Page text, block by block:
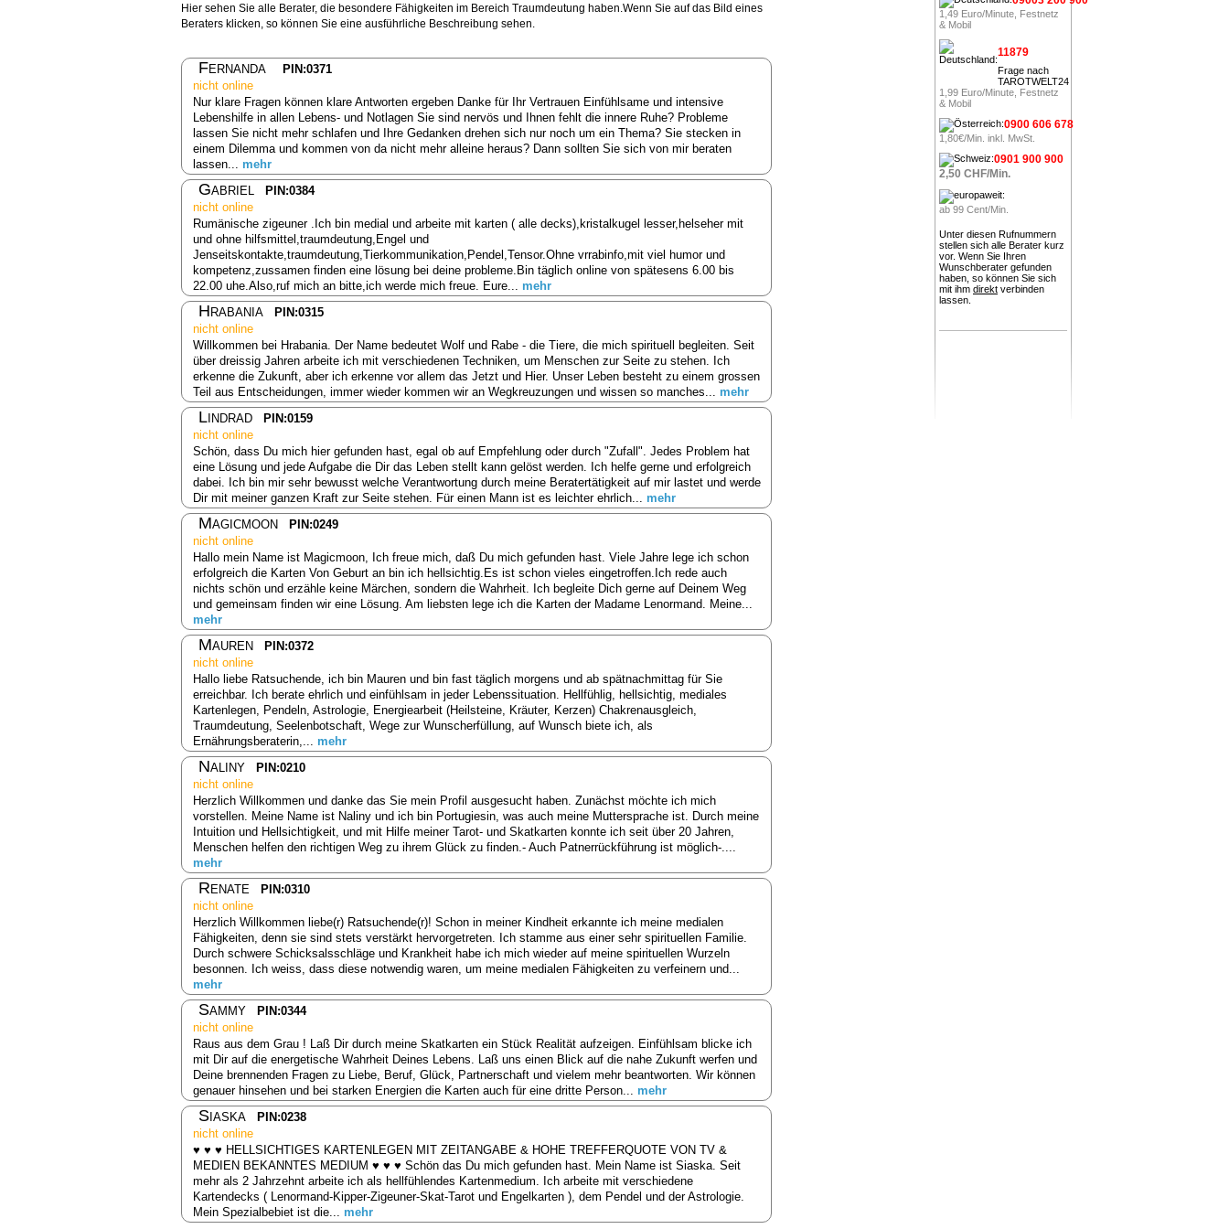
Hier sehen Sie alle Berater, die besondere Fähigkeiten im Bereich Traumdeutung haben.Wenn Sie auf das Bild eines
Beraters klicken, so können Sie eine ausführliche Beschreibung sehen.
Fernanda
PIN:0371
nicht online
Nur klare Fragen können klare Antworten ergeben Danke für Ihr Vertrauen Einfühlsame und intensive
Lebenshilfe in allen Lebens- und Notlagen Sie sind nervös und Ihnen fehlt die innere Ruhe? Probleme
lassen Sie nicht mehr schlafen und Ihre Gedanken drehen sich nur noch um ein Thema? Sie stecken in
einem Dilemma und kommen von da nicht mehr alleine heraus? Dann sollten Sie sich von mir beraten
lassen... mehr
Gabriel
PIN:0384
nicht online
Rumänische zigeuner .Ich bin medial und arbeite mit karten ( alle decks),kristalkugel lesser,helseher mit
und ohne hilfsmittel,traumdeutung,Engel und
Jenseitskontakte,traumdeutung,Tierkommunikation,Pendel,Tensor.Ohne vrrabinfo,mit viel humor und
kompetenz,zussamen finden eine lösung bei deine probleme.Bin täglich online von spätesens 6.00 bis
22.00 uhe.Also,ruf mich an bitte,ich werde mich freue. Eure... mehr
Hrabania
PIN:0315
nicht online
Willkommen bei Hrabania. Der Name bedeutet Wolf und Rabe - die Tiere, die mich spirituell begleiten. Seit
über dreissig Jahren arbeite ich mit verschiedenen Techniken, um Menschen zur Seite zu stehen. Ich
erkenne die Zukunft, aber ich erkenne vor allem das Jetzt und Hier. Unser Leben besteht zu einem grossen
Teil aus Entscheidungen, immer wieder kommen wir an Wegkreuzungen und wissen so manches... mehr
Lindrad
PIN:0159
nicht online
Schön, dass Du mich hier gefunden hast, egal ob auf Empfehlung oder durch "Zufall". Jedes Problem hat
eine Lösung und jede Aufgabe die Dir das Leben stellt kann gelöst werden. Ich helfe gerne und erfolgreich
dabei. Ich bin mir sehr bewusst welche Verantwortung durch meine Beratertätigkeit auf mir lastet und werde
Dir mit meiner ganzen Kraft zur Seite stehen. Für einen Mann ist es leichter ehrlich... mehr
Magicmoon
PIN:0249
nicht online
Hallo mein Name ist Magicmoon, Ich freue mich, daß Du mich gefunden hast. Viele Jahre lege ich schon
erfolgreich die Karten Von Geburt an bin ich hellsichtig.Es ist schon vieles eingetroffen.Ich rede auch
nichts schön und erzähle keine Märchen, sondern die Wahrheit. Ich begleite Dich gerne auf Deinem Weg
und gemeinsam finden wir eine Lösung. Am liebsten lege ich die Karten der Madame Lenormand. Meine...
mehr
Mauren
PIN:0372
nicht online
Hallo liebe Ratsuchende, ich bin Mauren und bin fast täglich morgens und ab spätnachmittag für Sie
erreichbar. Ich berate ehrlich und einfühlsam in jeder Lebenssituation. Hellfühlig, hellsichtig, mediales
Kartenlegen, Pendeln, Astrologie, Energiearbeit (Heilsteine, Kräuter, Kerzen) Chakrenausgleich,
Traumdeutung, Seelenbotschaft, Wege zur Wunscherfüllung, auf Wunsch biete ich, als
Ernährungsberaterin,... mehr
Naliny
PIN:0210
nicht online
Herzlich Willkommen und danke das Sie mein Profil ausgesucht haben. Zunächst möchte ich mich
vorstellen. Meine Name ist Naliny und ich bin Portugiesin, was auch meine Muttersprache ist. Durch meine
Intuition und Hellsichtigkeit, und mit Hilfe meiner Tarot- und Skatkarten konnte ich seit über 20 Jahren,
Menschen helfen den richtigen Weg zu ihrem Glück zu finden.- Auch Patnerrückführung ist möglich-....
mehr
Renate
PIN:0310
nicht online
Herzlich Willkommen liebe(r) Ratsuchende(r)! Schon in meiner Kindheit erkannte ich meine medialen
Fähigkeiten, denn sie sind stets verstärkt hervorgetreten. Ich stamme aus einer sehr spirituellen Familie.
Durch schwere Schicksalsschläge und Krankheit habe ich mich wieder auf meine spirituellen Wurzeln
besonnen. Ich weiss, dass diese notwendig waren, um meine medialen Fähigkeiten zu verfeinern und...
mehr
Sammy
PIN:0344
nicht online
Raus aus dem Grau ! Laß Dir durch meine Skatkarten ein Stück Realität aufzeigen. Einfühlsam blicke ich
mit Dir auf die energetische Wahrheit Deines Lebens. Laß uns einen Blick auf die nahe Zukunft werfen und
Deine brennenden Fragen zu Liebe, Beruf, Glück, Partnerschaft und vielem mehr beantworten. Wir können
genauer hinsehen und bei starken Energien die Karten auch für eine dritte Person... mehr
Siaska
PIN:0238
nicht online
♥ ♥ ♥ HELLSICHTIGES KARTENLEGEN MIT ZEITANGABE & HOHE TREFFERQUOTE VON TV &
MEDIEN BEKANNTES MEDIUM ♥ ♥ ♥ Schön das Du mich gefunden hast. Mein Name ist Siaska. Seit
mehr als 2 Jahrzehnt arbeite ich als hellfühlendes Kartenmedium. Ich arbeite mit verschiedene
Kartendecks ( Lenormand-Kipper-Zigeuner-Skat-Tarot und Engelkarten ), dem Pendel und der Astrologie.
Mein Spezialbebiet ist die... mehr
1,49 Euro/Minute, Festnetz
& Mobil
11879
Frage nach
TAROTWELT24
1,99 Euro/Minute, Festnetz
& Mobil
0900 606 678
1,80€/Min. inkl. MwSt.
0901 900 900
2,50 CHF/Min.
ab 99 Cent/Min.
Unter diesen Rufnummern
stellen sich alle Berater kurz
vor. Wenn Sie Ihren
Wunschberater gefunden
haben, so können Sie sich
mit ihm direkt verbinden
lassen.